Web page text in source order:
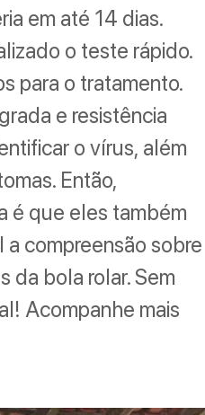
em até 14 dias.
o teste rápido.
para o tratamento.
e resistência
o vírus, além
Então,
é que eles também
a compreensão sobre
da bola rolar. Sem
Acompanhe mais